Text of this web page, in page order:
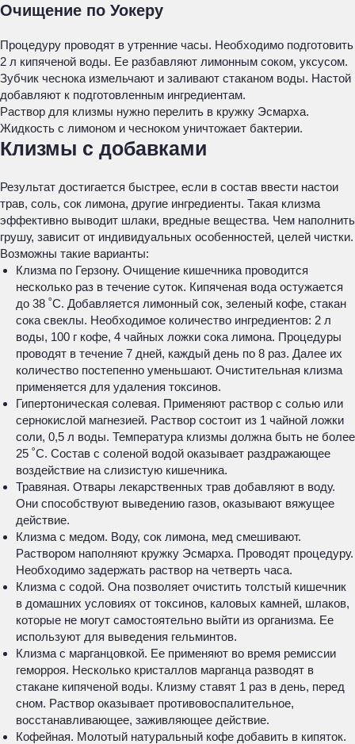
Очищение по Уокеру
Процедуру проводят в утренние часы. Необходимо подготовить
2 л кипяченой воды. Ее разбавляют лимонным соком, уксусом.
Зубчик чеснока измельчают и заливают стаканом воды. Настой
добавляют к подготовленным ингредиентам.
Раствор для клизмы нужно перелить в кружку Эсмарха.
Жидкость с лимоном и чесноком уничтожает бактерии.
Клизмы с добавками
Результат достигается быстрее, если в состав ввести настои
трав, соль, сок лимона, другие ингредиенты. Такая клизма
эффективно выводит шлаки, вредные вещества. Чем наполнить
грушу, зависит от индивидуальных особенностей, целей чистки.
Возможны такие варианты:
Клизма по Герзону. Очищение кишечника проводится
несколько раз в течение суток. Кипяченая вода остужается
до 38 ˚С. Добавляется лимонный сок, зеленый кофе, стакан
сока свеклы. Необходимое количество ингредиентов: 2 л
воды, 100 г кофе, 4 чайных ложки сока лимона. Процедуры
проводят в течение 7 дней, каждый день по 8 раз. Далее их
количество постепенно уменьшают. Очистительная клизма
применяется для удаления токсинов.
Гипертоническая солевая. Применяют раствор с солью или
сернокислой магнезией. Раствор состоит из 1 чайной ложки
соли, 0,5 л воды. Температура клизмы должна быть не более
25 ˚С. Состав с соленой водой оказывает раздражающее
воздействие на слизистую кишечника.
Травяная. Отвары лекарственных трав добавляют в воду.
Они способствуют выведению газов, оказывают вяжущее
действие.
Клизма с медом. Воду, сок лимона, мед смешивают.
Раствором наполняют кружку Эсмарха. Проводят процедуру.
Необходимо задержать раствор на четверть часа.
Клизма с содой. Она позволяет очистить толстый кишечник
в домашних условиях от токсинов, каловых камней, шлаков,
которые не могут самостоятельно выйти из организма. Ее
используют для выведения гельминтов.
Клизма с марганцовкой. Ее применяют во время ремиссии
геморроя. Несколько кристаллов марганца разводят в
стакане кипяченой воды. Клизму ставят 1 раз в день, перед
сном. Раствор оказывает противовоспалительное,
восстанавливающее, заживляющее действие.
Кофейная. Молотый натуральный кофе добавить в кипяток.